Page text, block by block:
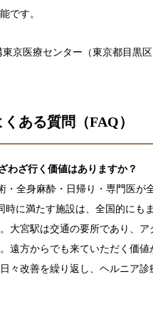
です。
東京医療センター（東京都目黒
くある質問（FAQ）
わざ行く価値はありますか？
・全身麻酔・日帰り・専門医が
時に満たす施設は、全国的にも
大宮駅は交通の要所であり、ア
遠方からでも来ていただく価値
々改善を繰り返し、ヘルニア診